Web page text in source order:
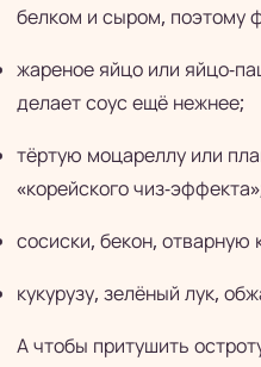
белком и сыром, поэтому
жареное яйцо или яйцо-
делает соус ещё нежнее;
тёртую моцареллу или
«корейского чиз-
сосиски, бекон, отварную
кукурузу, зелёный лук,
А чтобы притушить